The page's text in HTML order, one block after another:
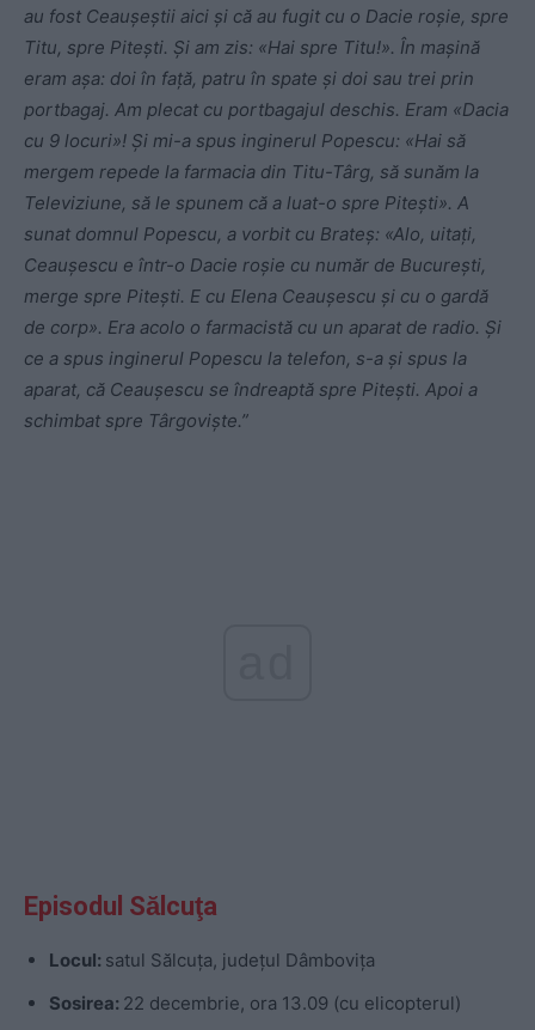
au fost Ceauşeştii aici şi că au fugit cu o Dacie roşie, spre
Titu, spre Piteşti. Şi am zis: «Hai spre Titu!». În maşină
eram aşa: doi în faţă, patru în spate şi doi sau trei prin
portbagaj. Am plecat cu portbagajul deschis. Eram «Dacia
cu 9 locuri»! Şi mi-a spus inginerul Popescu: «Hai să
mergem repede la farmacia din Titu-Târg, să sunăm la
Televiziune, să le spunem că a luat-o spre Piteşti». A
sunat domnul Popescu, a vorbit cu Brateş: «Alo, uitaţi,
Ceauşescu e într-o Dacie roşie cu număr de Bucureşti,
merge spre Piteşti. E cu Elena Ceauşescu şi cu o gardă
de corp». Era acolo o farmacistă cu un aparat de radio. Şi
ce a spus inginerul Popescu la telefon, s-a şi spus la
aparat, că Ceauşescu se îndreaptă spre Piteşti. Apoi a
schimbat spre Târgovişte.”
Episodul Sălcuţa
Locul: satul Sălcuţa, judeţul Dâmboviţa
Sosirea: 22 decembrie, ora 13.09 (cu elicopterul)